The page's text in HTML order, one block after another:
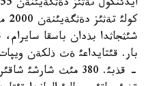
شئثجاثدا بذدان باسقا
بار. قئتايداعئ ةث ذلكةن
- قذبئ. 380 مئث